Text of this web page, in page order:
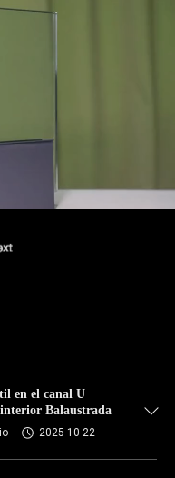
en el canal U
Balaustrada
2025-10-22